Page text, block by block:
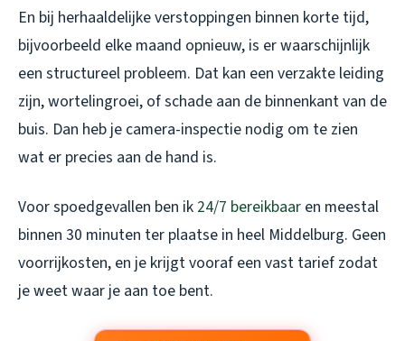
En bij herhaaldelijke verstoppingen binnen korte tijd,
bijvoorbeeld elke maand opnieuw, is er waarschijnlijk
een structureel probleem. Dat kan een verzakte leiding
zijn, wortelingroei, of schade aan de binnenkant van de
buis. Dan heb je camera-inspectie nodig om te zien
wat er precies aan de hand is.
Voor spoedgevallen ben ik 24/7 bereikbaar en meestal
binnen 30 minuten ter plaatse in heel Middelburg. Geen
voorrijkosten, en je krijgt vooraf een vast tarief zodat
je weet waar je aan toe bent.